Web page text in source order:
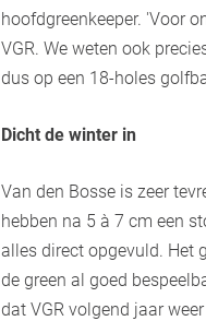
hoofdgreenkeeper. 'Voor
VGR. We weten ook
dus op een 18-holes
Dicht de winter in
Van den Bosse is zeer
hebben na 5 à 7 cm een
alles direct opgevuld. Het
de green al goed
dat VGR volgend jaar